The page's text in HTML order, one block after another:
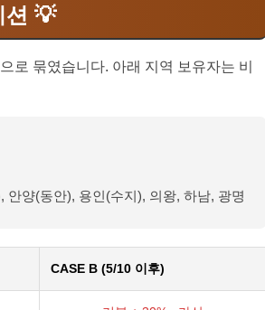
션 💡
로 묶였습니다. 아래 지역 보유자는 비
안양(동안), 용인(수지), 의왕, 하남, 광명
CASE B (5/10 이후)